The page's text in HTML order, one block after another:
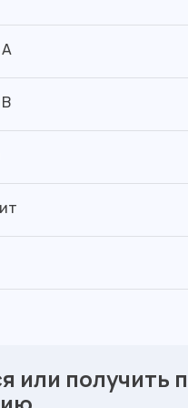
А
или получить